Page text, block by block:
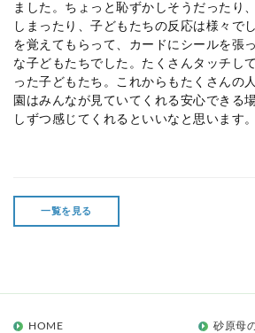
ました。ちょっと恥ずかしそうだったり
しまったり、子どもたちの反応は様々で
を覚えてもらって、カードにシールを張
な子どもたちでした。たくさんタッチし
った子どもたち。これからもたくさんの
園はみんなが見ていてくれる安心できる
しずつ感じてくれるといいなと思います。
一覧を見る
HOME 砂原母